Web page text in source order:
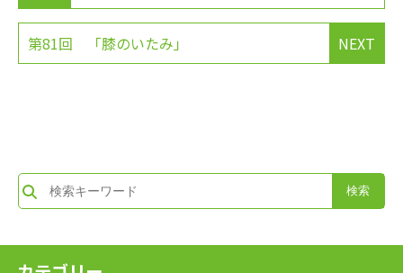
NEXT
第81回 「膝のいたみ」